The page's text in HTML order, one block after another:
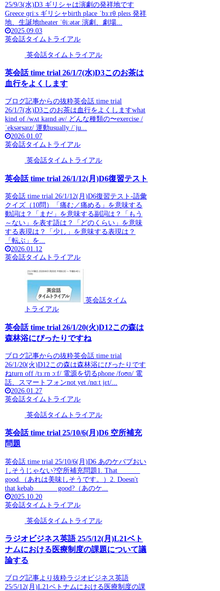
25/9/3(水)D3 ギリシャは演劇の発祥地です
Greece ɡriːs ギリシャbirth place ˈbɜːrθ pleɪs 発祥
地、生誕地theater ˈθiːətər 演劇、劇場...
2025.09.03
英会話タイムトライアル
英会話タイムトライアル
英会話 time trial 26/1/7(水)D3このお茶は
血行をよくします
ブログ記事からの抜粋英会話 time trial
26/1/7(水)D3このお茶は血行をよくしますwhat
kind of /wʌt kaɪnd əv/ どんな種類の〜exercise /
ˈeksərsaɪz/ 運動usually /ˈju...
2026.01.07
英会話タイムトライアル
英会話タイムトライアル
英会話 time trial 26/1/12(月)D6復習テスト
英会話 time trial 26/1/12(月)D6復習テスト-語彙
クイズ（10問）「痛む／痛める」を意味する
動詞は？「まだ」を意味する副詞は？「もう
～ない」を表す語は？「どのくらい」を意味
する表現は？「少し」を意味する表現は？
「転ぶ」を...
2026.01.12
英会話タイムトライアル
英会話タイム
トライアル
英会話 time trial 26/1/20(火)D12この森は
森林浴にぴったりですね
ブログ記事からの抜粋英会話 time trial
26/1/20(火)D12この森は森林浴にぴったりです
ねturn off /tɜːrn ɔːf/ 電源を切るphone /foʊn/ 電
話、スマートフォンnot yet /nɑːt jɛt/...
2026.01.27
英会話タイムトライアル
英会話タイムトライアル
英会話 time trial 25/10/6(月)D6 空所補充
問題
英会話 time trial 25/10/6(月)D6 あのケバブおい
しそうじゃない?空所補充問題1. That ______
good.（あれは美味しそうです。）2. Doesn't
that kebab ______ good?（あのケ...
2025.10.20
英会話タイムトライアル
英会話タイムトライアル
ラジオビジネス英語 25/5/12(月)L21ベト
ナムにおける医療制度の課題について議
論する
ブログ記事より抜粋ラジオビジネス英語
25/5/12(月)L21ベトナムにおける医療制度の課